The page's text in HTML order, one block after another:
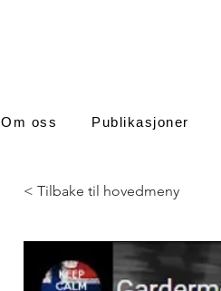
Om oss Publikasjoner
< Tilbake til hovedmeny